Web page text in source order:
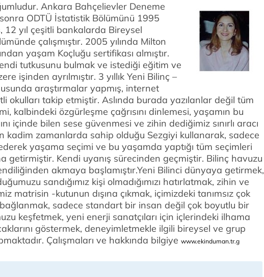
Ankara Bahçelievler Deneme
ODTÜ İstatistik Bölümünü 1995
12 yıl çeşitli bankalarda Bireysel
çalışmıştır. 2005 yılında Milton
yaşam Koçluğu sertifikası almıştır.
tutkusunu bulmak ve istediği eğitim ve
işinden ayrılmıştır. 3 yıllık Yeni Bilinç –
araştırmalar yapmış, internet
okulları takip etmiştir. Aslında burada yazılanlar değil tüm
kalbindeki özgürleşme çağrısını dinlemesi, yaşamın bu
içinde bilen sese güvenmesi ve zihin dediğimiz sınırlı aracı
kadim zamanlarda sahip olduğu Sezgiyi kullanarak, sadece
yaşama seçimi ve bu yaşamda yaptığı tüm seçimleri
getirmiştir. Kendi uyanış sürecinden geçmiştir. Bilinç havuzu
akmaya başlamıştır.Yeni Bilinci dünyaya getirmek,
sandığımız kişi olmadığımızı hatırlatmak, zihin ve
matrisin -kutunun dışına çıkmak, içimizdeki tanımsız çok
sadece standart bir insan değil çok boyutlu bir
keşfetmek, yeni enerji sanatçıları için içlerindeki ilhama
göstermek, deneyimletmekle ilgili bireysel ve grup
Çalışmaları ve hakkında bilgiye www.ekinduman.tr.g